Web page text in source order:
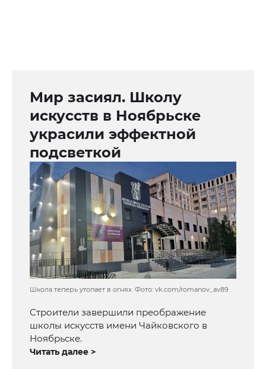
Мир засиял. Школу
искусств в Ноябрьске
украсили эффектной
подсветкой
Школа теперь утопает в огнях. Фото: vk.com/romanov_av89
Строители завершили преображение
школы искусств имени Чайковского в
Ноябрьске.
Читать далее >